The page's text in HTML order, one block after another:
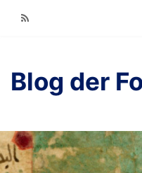
Blog der